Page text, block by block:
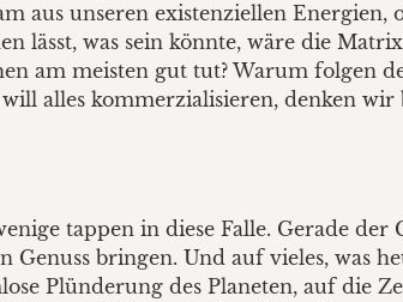
aus unseren existenziellen Energien,
lässt, was sein könnte, wäre die
am meisten gut tut? Warum folgen
alles kommerzialisieren, denken wir
tappen in diese Falle. Gerade
bringen. Und auf vieles, was
Plünderung des Planeten, auf die